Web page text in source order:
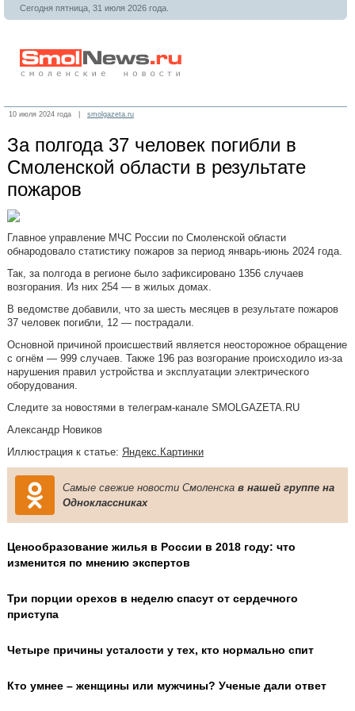
Сегодня пятница, 31 июля 2026 года.
10 июля 2024 года | smolgazeta.ru
За полгода 37 человек погибли в
Смоленской области в результате
пожаров
Главное управление МЧС России по Смоленской области
обнародовало статистику пожаров за период январь-июнь 2024 года.
Так, за полгода в регионе было зафиксировано 1356 случаев
возгорания. Из них 254 — в жилых домах.
В ведомстве добавили, что за шесть месяцев в результате пожаров
37 человек погибли, 12 — пострадали.
Основной причиной происшествий является неосторожное обращение
с огнём — 999 случаев. Также 196 раз возгорание происходило из-за
нарушения правил устройства и эксплуатации электрического
оборудования.
Следите за новостями в телеграм-канале SMOLGAZETA.RU
Александр Новиков
Иллюстрация к статье: Яндекс.Картинки
Самые свежие новости Смоленска в нашей группе на
Одноклассниках
Ценообразование жилья в России в 2018 году: что
изменится по мнению экспертов
Три порции орехов в неделю спасут от сердечного
приступа
Четыре причины усталости у тех, кто нормально спит
Кто умнее – женщины или мужчины? Ученые дали ответ